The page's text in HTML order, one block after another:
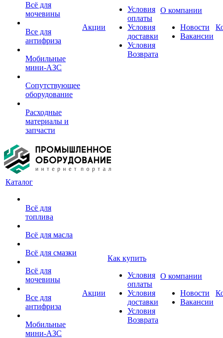
Всё для
мочевины
Все для
антифриза
Мобильные
мини-АЗС
Сопутствующее
оборудование
Расходные
материалы и
запчасти
Акции
Условия
оплаты
Условия
доставки
Условия
Возврата
О компании
Новости
Вакансии
Каталог
Всё для
топлива
Всё для масла
Всё для смазки
Всё для
мочевины
Все для
антифриза
Мобильные
мини-АЗС
Акции
Как купить
Условия
оплаты
Условия
доставки
Условия
Возврата
О компании
Новости
Вакансии